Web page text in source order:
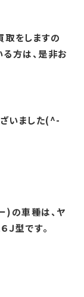
取をしますの
る方は、是非お
いました(^-
)の車種は、ヤ
Ｊ型です。